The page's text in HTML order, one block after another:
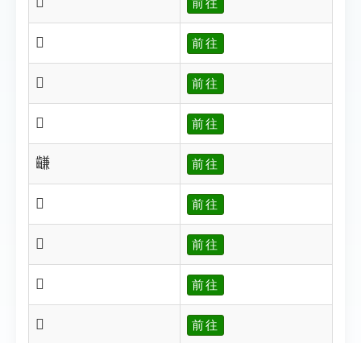
𪙇 前往
𪙈 前往
𪙉 前往
𪙊 前往
𪙋 前往
𪙌 前往
𪙍 前往
𪙎 前往